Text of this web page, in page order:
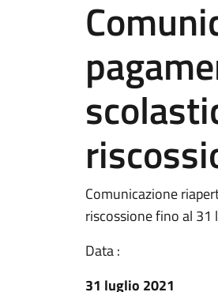
Comunicazione
riscossione fino al 31
Data :
31 luglio 2021